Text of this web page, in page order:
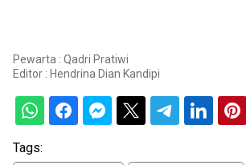
Pewarta : Qadri Pratiwi
Editor : Hendrina Dian Kandipi
Tags: